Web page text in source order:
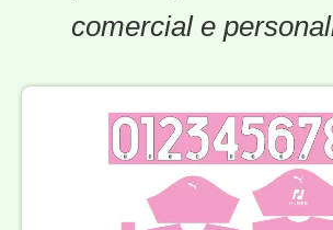
comercial e